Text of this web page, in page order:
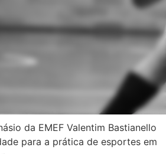
da EMEF Valentim Bastianello
para a prática de esportes em